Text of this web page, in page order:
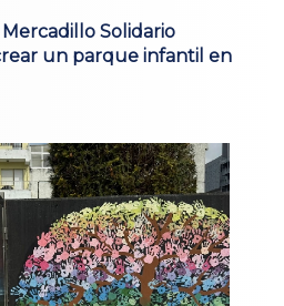
Solidario
un parque infantil en